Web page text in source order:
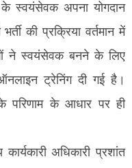
स्वयंसेवक अपना योगदान
की प्रक्रिया वर्तमान में
ने स्वयंसेवक बनने के लिए
ट्रेनिंग दी गई है।
परिणाम के आधार पर ही
अधिकारी प्रशांत